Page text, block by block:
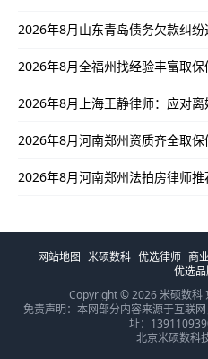
2026年8月上海王静律师：应对
网站地图 米硕数科 优选律师 商
优选
Copyright © 2026 米硕数科
免责声明：本网部分内容来源于互联
址：
北京米硕数科